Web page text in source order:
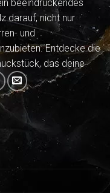
beeindruckendes
darauf, nicht nur
und
Entdecke die
das deine